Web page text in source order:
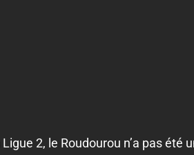
2, le Roudourou n’a pas été